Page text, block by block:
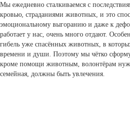
Мы ежедневно сталкиваемся с
кровью, страданиями животных, и это
эмоциональному выгоранию и даже к
работает у нас, очень много отдают.
гибель уже спасённых животных, в
времени и души. Поэтому мы чётко
кроме помощи животным, волонтёрам
семейная, должны быть увлечения.